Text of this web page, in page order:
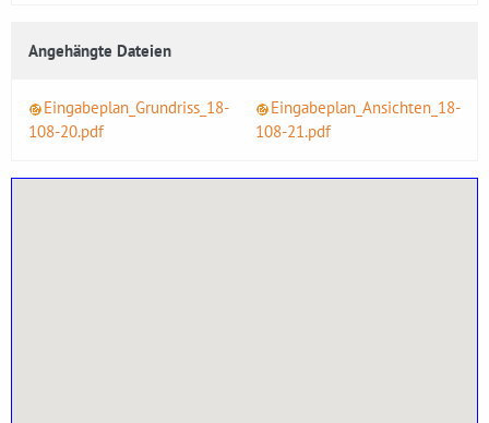
Angehängte Dateien
Eingabeplan_Grundriss_18-
108-20.pdf
Eingabeplan_Ansichten_18-
108-21.pdf